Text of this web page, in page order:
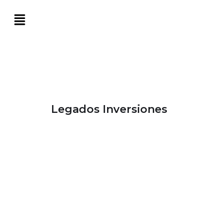
Legados Inversiones